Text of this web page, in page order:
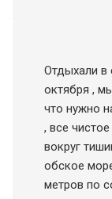
Отдыхали в
октября ,
что нужно
, все
вокруг
обское
метров по